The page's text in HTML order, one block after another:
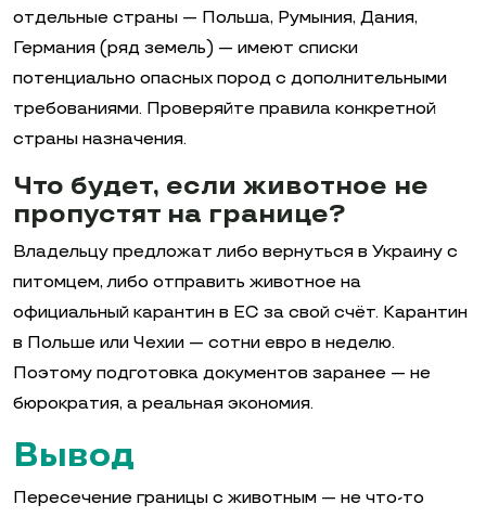
отдельные страны — Польша, Румыния, Дания,
Германия (ряд земель) — имеют списки
потенциально опасных пород с дополнительными
требованиями. Проверяйте правила конкретной
страны назначения.
Что будет, если животное не
пропустят на границе?
Владельцу предложат либо вернуться в Украину с
питомцем, либо отправить животное на
официальный карантин в ЕС за свой счёт. Карантин
в Польше или Чехии — сотни евро в неделю.
Поэтому подготовка документов заранее — не
бюрократия, а реальная экономия.
Вывод
Пересечение границы с животным — не что-то